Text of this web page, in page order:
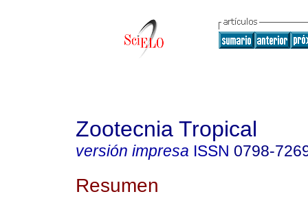
Zootecnia Tropical
versión impresa ISSN 0798-
Resumen